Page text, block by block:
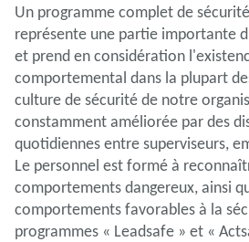
Un programme complet de
représente une partie importante
et prend en considération
comportemental dans la plupart
culture de sécurité de notre
constamment améliorée par des
quotidiennes entre superviseurs,
Le personnel est formé à
comportements dangereux, ainsi
comportements favorables à la
programmes « Leadsafe » et «